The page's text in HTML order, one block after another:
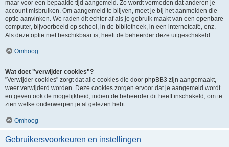
maar voor een bepaalde tijd aangemeld. Zo wordt vermeden dat anderen je
account misbruiken. Om aangemeld te blijven, moet je bij het aanmelden die
optie aanvinken. We raden dit echter af als je gebruik maakt van een openbare
computer, bijvoorbeeld op school, in de bibliotheek, in een internetcafé, enz.
Als deze optie niet beschikbaar is, heeft de beheerder deze uitgeschakeld.
Omhoog
Wat doet "verwijder cookies"?
"Verwijder cookies" zorgt dat alle cookies die door phpBB3 zijn aangemaakt,
weer verwijderd worden. Deze cookies zorgen ervoor dat je aangemeld wordt
en geven ook de mogelijkheid, indien de beheerder dit heeft inschakeld, om te
zien welke onderwerpen je al gelezen hebt.
Omhoog
Gebruikersvoorkeuren en instellingen